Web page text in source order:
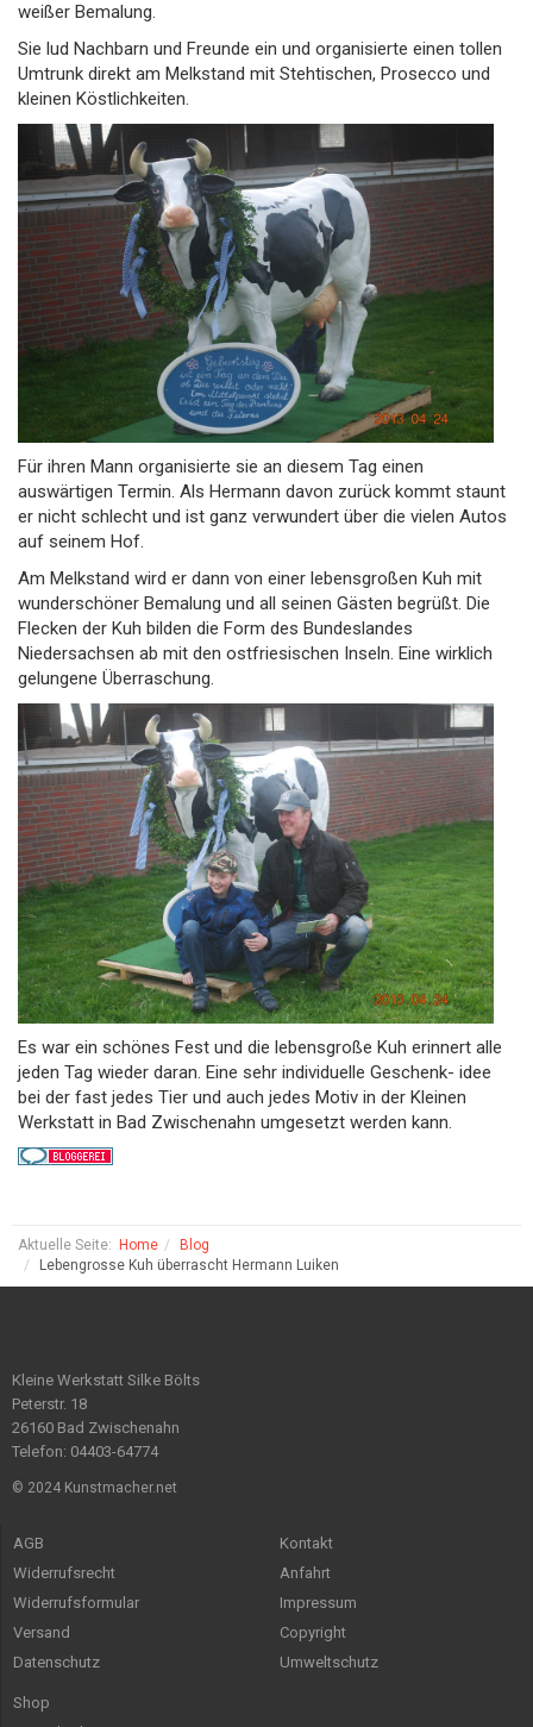
weißer Bemalung.
Sie lud Nachbarn und Freunde ein und organisierte einen tollen
Umtrunk direkt am Melkstand mit Stehtischen, Prosecco und
kleinen Köstlichkeiten.
Für ihren Mann organisierte sie an diesem Tag einen
auswärtigen Termin. Als Hermann davon zurück kommt staunt
er nicht schlecht und ist ganz verwundert über die vielen Autos
auf seinem Hof.
Am Melkstand wird er dann von einer lebensgroßen Kuh mit
wunderschöner Bemalung und all seinen Gästen begrüßt. Die
Flecken der Kuh bilden die Form des Bundeslandes
Niedersachsen ab mit den ostfriesischen Inseln. Eine wirklich
gelungene Überraschung.
Es war ein schönes Fest und die lebensgroße Kuh erinnert alle
jeden Tag wieder daran. Eine sehr individuelle Geschenk- idee
bei der fast jedes Tier und auch jedes Motiv in der Kleinen
Werkstatt in Bad Zwischenahn umgesetzt werden kann.
Aktuelle Seite: Home
Blog
Lebengrosse Kuh überrascht Hermann Luiken
Kleine Werkstatt Silke Bölts
Peterstr. 18
26160 Bad Zwischenahn
Telefon: 04403-64774
© 2024 Kunstmacher.net
AGB
Widerrufsrecht
Widerrufsformular
Versand
Datenschutz
Kontakt
Anfahrt
Impressum
Copyright
Umweltschutz
Shop